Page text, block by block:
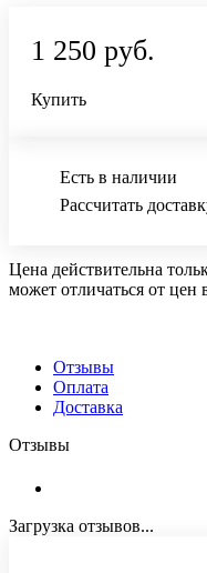
1 250 руб.
Купить
Есть в наличии
Рассчитать
Цена действительна
может отличаться от цен
Отзывы
Оплата
Доставка
Отзывы
Загрузка отзывов...